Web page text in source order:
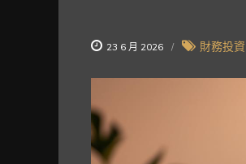
23 6 月 2026 財務投資